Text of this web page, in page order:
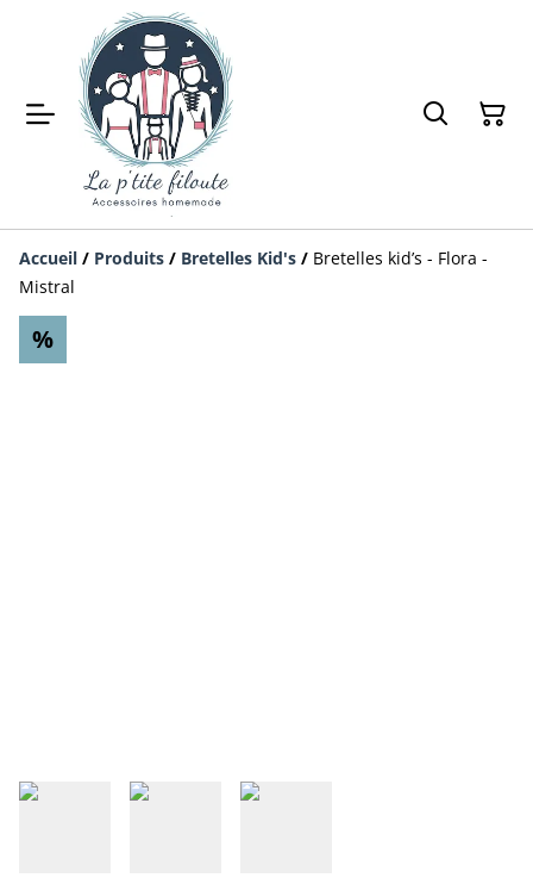
Accueil / Produits / Bretelles Kid's / Bretelles kid’s - Flora -
Mistral
%